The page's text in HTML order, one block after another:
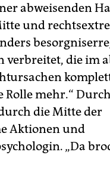
abweisenden
und
verbreitet, die im
mehr.“
die Mitte der
Aktionen und
„Da